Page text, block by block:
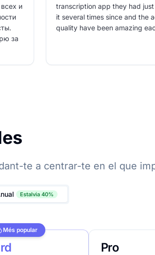
и
за
transcription app they had
it several times since and the
quality have been amazing
te a centrar-te en el que
Estalvia 40%
Més popular
Pro